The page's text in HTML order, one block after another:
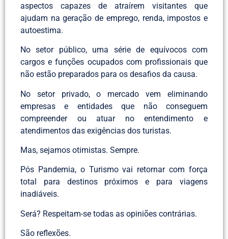
aspectos capazes de atraírem visitantes que
ajudam na geração de emprego, renda, impostos e
autoestima.
No setor público, uma série de equívocos com
cargos e funções ocupados com profissionais que
não estão preparados para os desafios da causa.
No setor privado, o mercado vem eliminando
empresas e entidades que não conseguem
compreender ou atuar no entendimento e
atendimentos das exigências dos turistas.
Mas, sejamos otimistas. Sempre.
Pós Pandemia, o Turismo vai retornar com força
total para destinos próximos e para viagens
inadiáveis.
Será? Respeitam-se todas as opiniões contrárias.
São reflexões.